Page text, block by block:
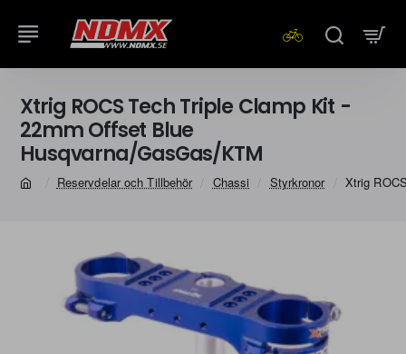
Xtrig ROCS Tech Triple Clamp Kit -
22mm Offset Blue
Husqvarna/GasGas/KTM
Reservdelar och Tillbehör Chassi Styrkronor Xtrig